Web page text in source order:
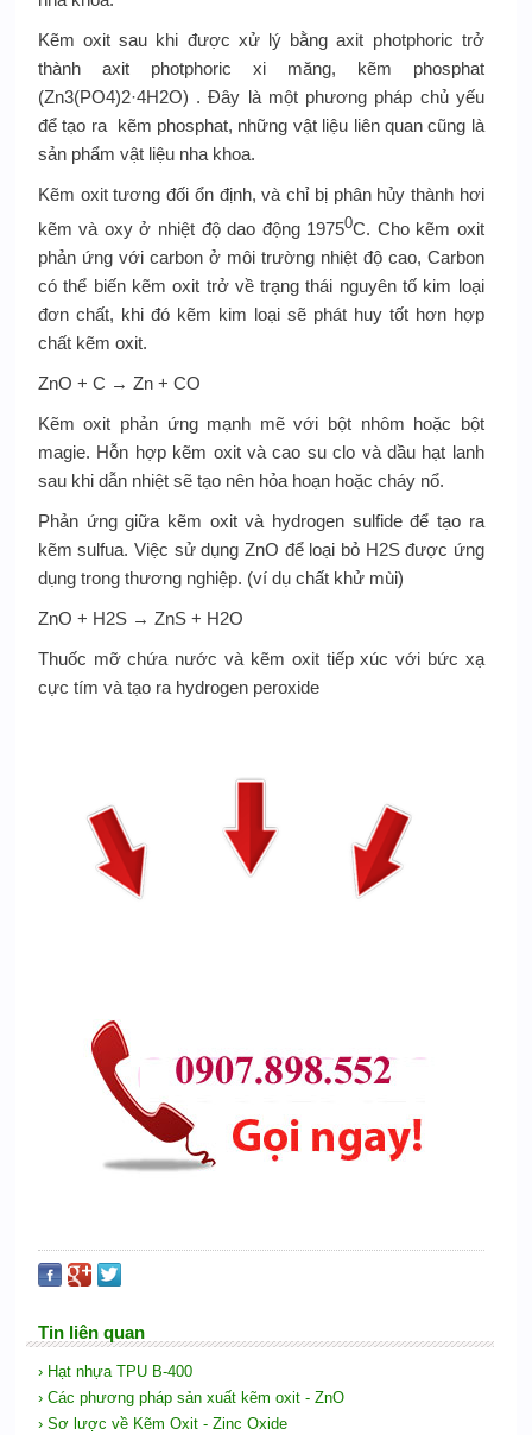
Kẽm oxit sau khi được xử lý bằng axit photphoric trở
thành axit photphoric xi măng, kẽm phosphat
(Zn3(PO4)2·4H2O) . Đây là một phương pháp chủ yếu
để tạo ra kẽm phosphat, những vật liệu liên quan cũng là
sản phẩm vật liệu nha khoa.
Kẽm oxit tương đối ổn định, và chỉ bị phân hủy thành hơi
kẽm và oxy ở nhiệt độ dao động 19750C. Cho kẽm oxit
phản ứng với carbon ở môi trường nhiệt độ cao, Carbon
có thể biến kẽm oxit trở về trạng thái nguyên tố kim loại
đơn chất, khi đó kẽm kim loại sẽ phát huy tốt hơn hợp
chất kẽm oxit.
ZnO + C → Zn + CO
Kẽm oxit phản ứng mạnh mẽ với bột nhôm hoặc bột
magie. Hỗn hợp kẽm oxit và cao su clo và dầu hạt lanh
sau khi dẫn nhiệt sẽ tạo nên hỏa hoạn hoặc cháy nổ.
Phản ứng giữa kẽm oxit và hydrogen sulfide để tạo ra
kẽm sulfua. Việc sử dụng ZnO để loại bỏ H2S được ứng
dụng trong thương nghiệp. (ví dụ chất khử mùi)
ZnO + H2S → ZnS + H2O
Thuốc mỡ chứa nước và kẽm oxit tiếp xúc với bức xạ
cực tím và tạo ra hydrogen peroxide
Tin liên quan
› Hạt nhựa TPU B-400
› Các phương pháp sản xuất kẽm oxit - ZnO
› Sơ lược về Kẽm Oxit - Zinc Oxide